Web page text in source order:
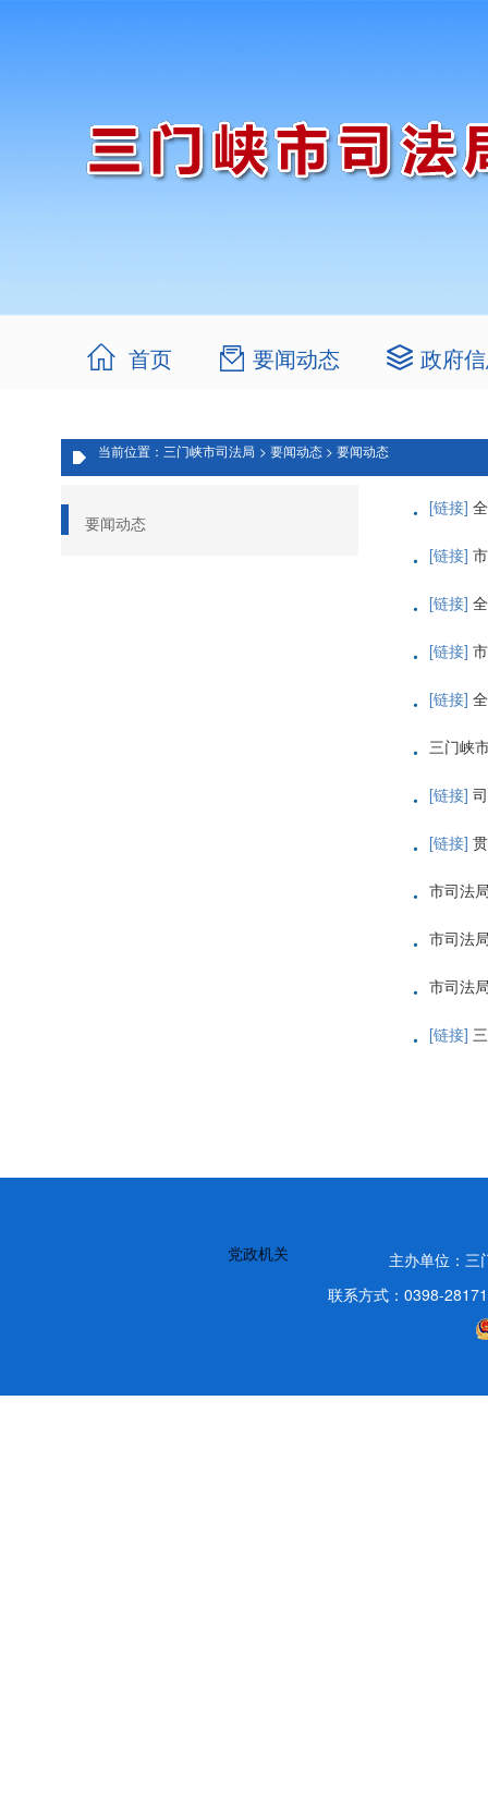
首页 要闻动态 政府
当前位置：三门峡市司法局 > 要闻动态 > 要闻动态
要闻动态 · [链接]
· [链接]
· [链接]
· [链接]
· [链接]
· 三门峡
· [链接]
· [链接]
· 市司法
· 市司法
· 市司法
· [链接]
党政机关
主办单位：
联系方式：0398-